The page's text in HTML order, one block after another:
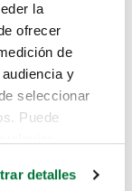
la
ofrecer
de
y
seleccionar
Puede
detalles
como